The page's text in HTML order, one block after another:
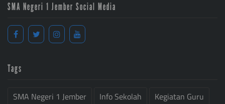
SMA Negeri 1 Jember Social Media
Tags
SMA Negeri 1 Jember Info Sekolah
Kegiatan Guru